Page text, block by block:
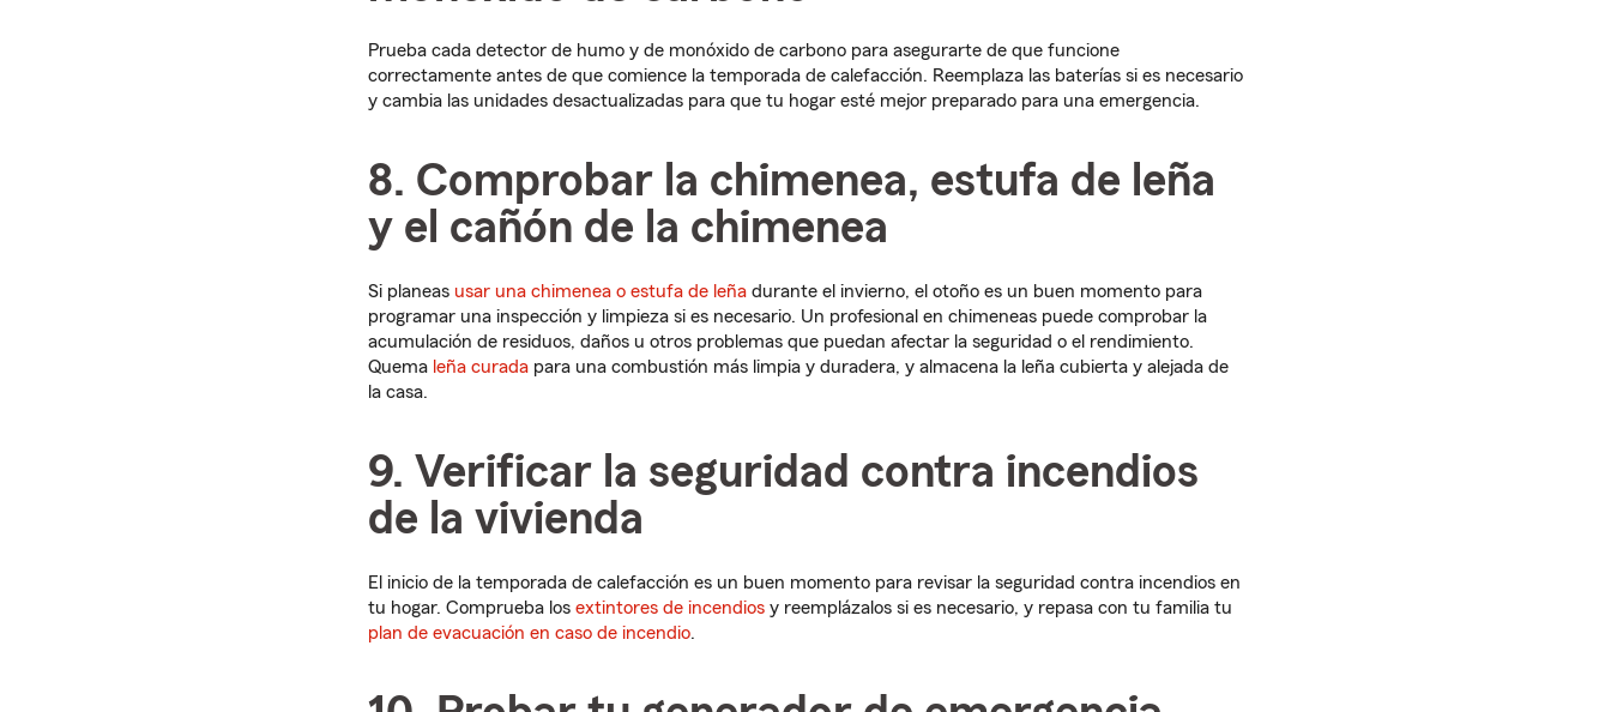
Prueba cada detector de humo y de monóxido de carbono para asegurarte de que funcione
correctamente antes de que comience la temporada de calefacción. Reemplaza las baterías si es necesario
y cambia las unidades desactualizadas para que tu hogar esté mejor preparado para una emergencia.
8. Comprobar la chimenea, estufa de leña
y el cañón de la chimenea
Si planeas usar una chimenea o estufa de leña durante el invierno, el otoño es un buen momento para
programar una inspección y limpieza si es necesario. Un profesional en chimeneas puede comprobar la
acumulación de residuos, daños u otros problemas que puedan afectar la seguridad o el rendimiento.
Quema leña curada para una combustión más limpia y duradera, y almacena la leña cubierta y alejada de
la casa.
9. Verificar la seguridad contra incendios
de la vivienda
El inicio de la temporada de calefacción es un buen momento para revisar la seguridad contra incendios en
tu hogar. Comprueba los extintores de incendios y reemplázalos si es necesario, y repasa con tu familia tu
plan de evacuación en caso de incendio.